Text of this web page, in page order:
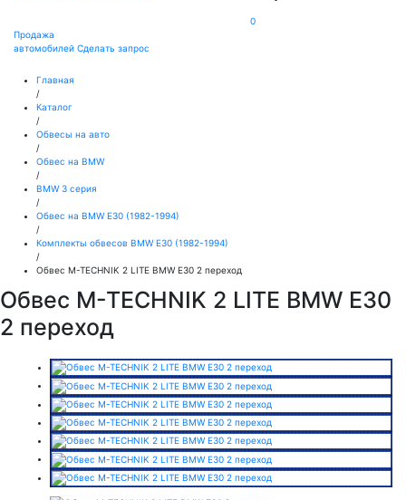
0
Продажа
автомобилей Сделать запрос
Главная
/
Каталог
/
Обвесы на авто
/
Обвес на BMW
/
BMW 3 серия
/
Обвес на BMW E30 (1982-1994)
/
Комплекты обвесов BMW E30 (1982-1994)
/
Обвес M-TECHNIK 2 LITE BMW E30 2 переход
Обвес M-TECHNIK 2 LITE BMW E30
2 переход